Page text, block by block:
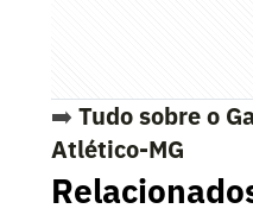
➡️ Tudo sobre o
Atlético-MG